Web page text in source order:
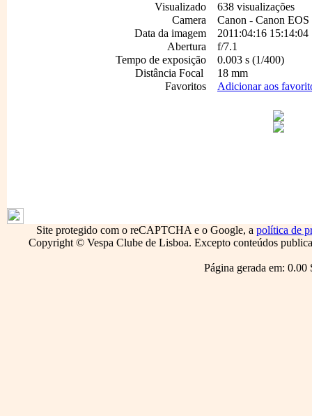
Visualizado
638 visualizações
Camera
Canon - Canon
Data da imagem
2011:04:16 15:14:04
Abertura
f/7.1
Tempo de exposição
0.003 s (1/400)
Distância Focal
18 mm
Favoritos
Adicionar aos
Site protegido com o reCAPTCHA e o Google, a política de
Copyright © Vespa Clube de Lisboa. Excepto conteúdos
Página gerada em: 0.00